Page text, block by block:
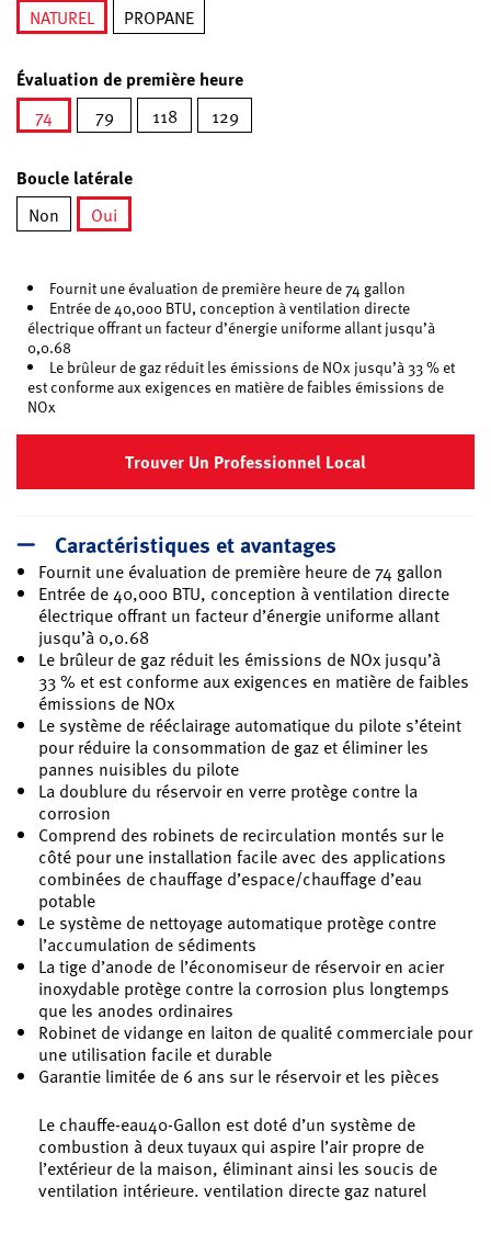
NATUREL
PROPANE
Évaluation de première heure
74
79 118 129
Boucle latérale
Non
Oui
Fournit une évaluation de première heure de 74 gallon
Entrée de 40,000 BTU, conception à ventilation directe
électrique offrant un facteur d’énergie uniforme allant jusqu’à
0,0.68
Le brûleur de gaz réduit les émissions de NOx jusqu’à 33 % et
est conforme aux exigences en matière de faibles émissions de
NOx
Trouver Un Professionnel Local
Caractéristiques et avantages
Fournit une évaluation de première heure de 74 gallon
Entrée de 40,000 BTU, conception à ventilation directe
électrique offrant un facteur d’énergie uniforme allant
jusqu’à 0,0.68
Le brûleur de gaz réduit les émissions de NOx jusqu’à
33 % et est conforme aux exigences en matière de faibles
émissions de NOx
Le système de rééclairage automatique du pilote s’éteint
pour réduire la consommation de gaz et éliminer les
pannes nuisibles du pilote
La doublure du réservoir en verre protège contre la
corrosion
Comprend des robinets de recirculation montés sur le
côté pour une installation facile avec des applications
combinées de chauffage d’espace/chauffage d’eau
potable
Le système de nettoyage automatique protège contre
l’accumulation de sédiments
La tige d’anode de l’économiseur de réservoir en acier
inoxydable protège contre la corrosion plus longtemps
que les anodes ordinaires
Robinet de vidange en laiton de qualité commerciale pour
une utilisation facile et durable
Garantie limitée de 6 ans sur le réservoir et les pièces
Le chauffe-eau40-Gallon est doté d’un système de
combustion à deux tuyaux qui aspire l’air propre de
l’extérieur de la maison, éliminant ainsi les soucis de
ventilation intérieure. ventilation directe gaz naturel